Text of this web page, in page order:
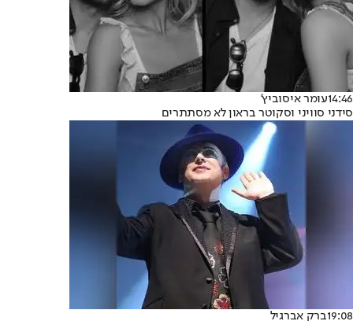
14:46עומר איסוביץ'
סידני סוויני וסקוטר בראון לא מסתתרים
19:08ברק אברגיל